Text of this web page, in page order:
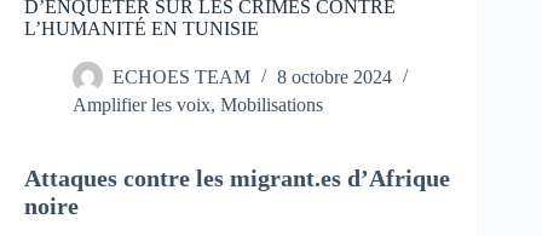
Fragments
Amplifier
les voix
Mobilisations
D’ENQUÊTER SUR LES CRIMES CONTRE
L’HUMANITÉ EN TUNISIE
ECHOES TEAM
8 octobre 2024
Amplifier les voix, Mobilisations
Attaques contre les migrant.es d’Afrique
noire